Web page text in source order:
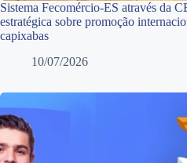
Sistema Fecomércio-ES através da
estratégica sobre promoção
capixabas
10/07/2026